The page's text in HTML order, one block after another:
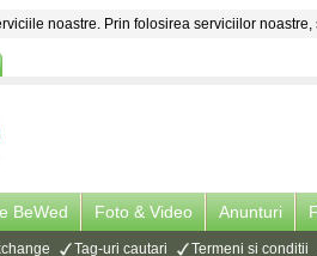
noastre. Prin folosirea serviciilor
BeWed Foto & Video Anunturi
Tag-uri cautari Termeni si conditii